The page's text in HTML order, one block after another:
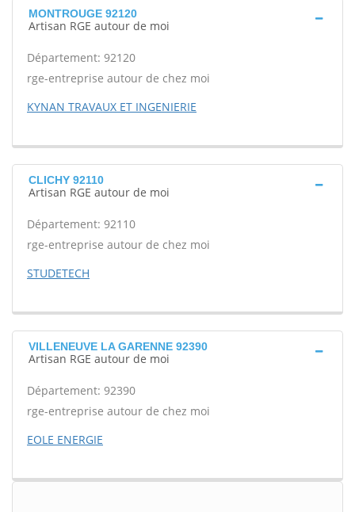
MONTROUGE 92120
Artisan RGE autour de moi
Département: 92120
rge-entreprise autour de chez moi
KYNAN TRAVAUX ET INGENIERIE
CLICHY 92110
Artisan RGE autour de moi
Département: 92110
rge-entreprise autour de chez moi
STUDETECH
VILLENEUVE LA GARENNE 92390
Artisan RGE autour de moi
Département: 92390
rge-entreprise autour de chez moi
EOLE ENERGIE